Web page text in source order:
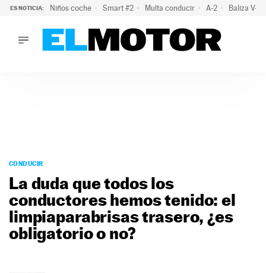
ES NOTICIA: Niños coche Smart #2 Multa conducir A-2 Baliza V-
PODCAST
MOTOS
TECNOLOGÍA
SUPERCOCHES
MOTORTV
CONDUCIR
La duda que todos los
conductores hemos tenido: el
limpiaparabrisas trasero, ¿es
obligatorio o no?